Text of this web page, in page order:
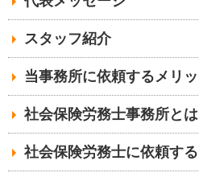
スタッフ紹介
当事務所に依頼するメリッ
社会保険労務士事務所とは
社会保険労務士に依頼す